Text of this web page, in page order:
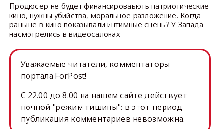
Продюсер не будет финансироваьють патриотические
кино, нужны убийства, моральное разложение. Когда
раньше в кино показывали интимные сцены? У Запада
насмотрелись в видеосалонах
Уважаемые читатели, комментаторы
портала ForPost!
C 22.00 до 8.00 на нашем сайте действует
ночной "режим тишины": в этот период
публикация комментариев невозможна.